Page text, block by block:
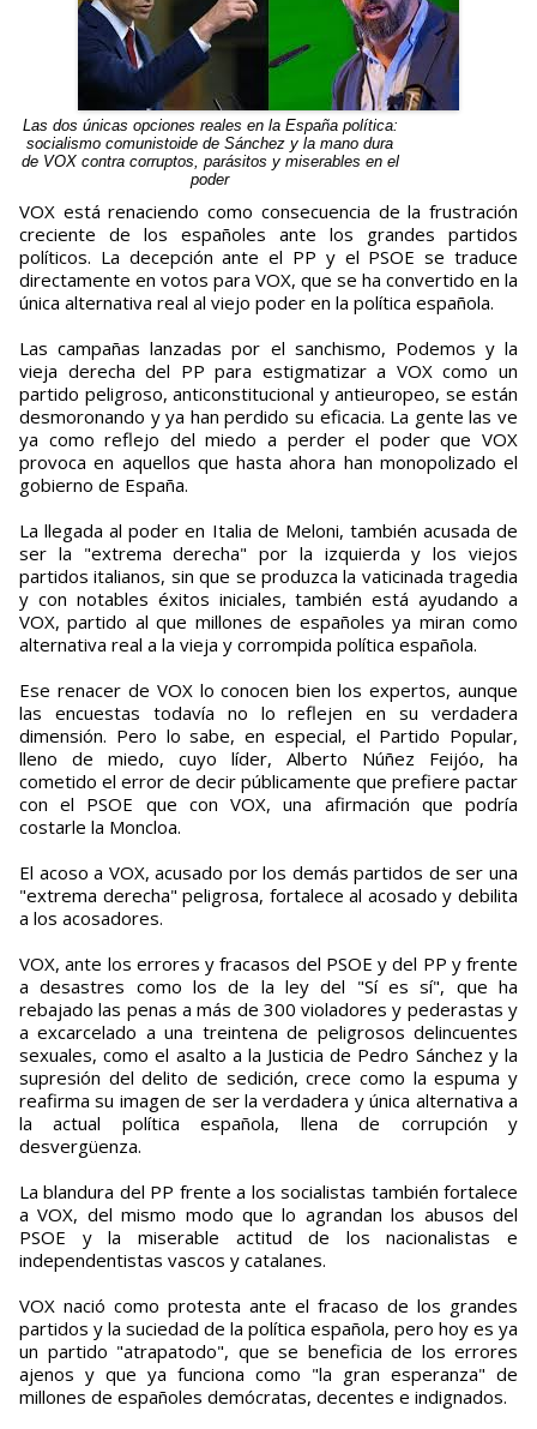
Las dos únicas opciones reales en la España política:
socialismo comunistoide de Sánchez y la mano dura
de VOX contra corruptos, parásitos y miserables en el
poder
VOX está renaciendo como consecuencia de la frustración
creciente de los españoles ante los grandes partidos
políticos. La decepción ante el PP y el PSOE se traduce
directamente en votos para VOX, que se ha convertido en la
única alternativa real al viejo poder en la política española.
Las campañas lanzadas por el sanchismo, Podemos y la
vieja derecha del PP para estigmatizar a VOX como un
partido peligroso, anticonstitucional y antieuropeo, se están
desmoronando y ya han perdido su eficacia. La gente las ve
ya como reflejo del miedo a perder el poder que VOX
provoca en aquellos que hasta ahora han monopolizado el
gobierno de España.
La llegada al poder en Italia de Meloni, también acusada de
ser la "extrema derecha" por la izquierda y los viejos
partidos italianos, sin que se produzca la vaticinada tragedia
y con notables éxitos iniciales, también está ayudando a
VOX, partido al que millones de españoles ya miran como
alternativa real a la vieja y corrompida política española.
Ese renacer de VOX lo conocen bien los expertos, aunque
las encuestas todavía no lo reflejen en su verdadera
dimensión. Pero lo sabe, en especial, el Partido Popular,
lleno de miedo, cuyo líder, Alberto Núñez Feijóo, ha
cometido el error de decir públicamente que prefiere pactar
con el PSOE que con VOX, una afirmación que podría
costarle la Moncloa.
El acoso a VOX, acusado por los demás partidos de ser una
"extrema derecha" peligrosa, fortalece al acosado y debilita
a los acosadores.
VOX, ante los errores y fracasos del PSOE y del PP y frente
a desastres como los de la ley del "Sí es sí", que ha
rebajado las penas a más de 300 violadores y pederastas y
a excarcelado a una treintena de peligrosos delincuentes
sexuales, como el asalto a la Justicia de Pedro Sánchez y la
supresión del delito de sedición, crece como la espuma y
reafirma su imagen de ser la verdadera y única alternativa a
la actual política española, llena de corrupción y
desvergüenza.
La blandura del PP frente a los socialistas también fortalece
a VOX, del mismo modo que lo agrandan los abusos del
PSOE y la miserable actitud de los nacionalistas e
independentistas vascos y catalanes.
VOX nació como protesta ante el fracaso de los grandes
partidos y la suciedad de la política española, pero hoy es ya
un partido "atrapatodo", que se beneficia de los errores
ajenos y que ya funciona como "la gran esperanza" de
millones de españoles demócratas, decentes e indignados.